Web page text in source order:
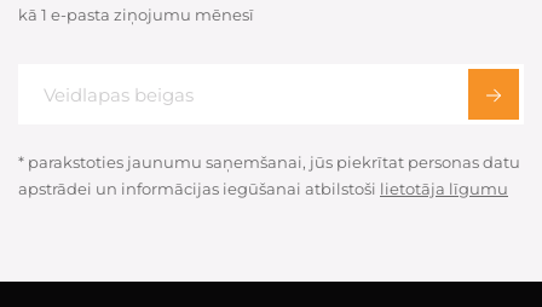
kā 1 e-pasta ziņojumu mēnesī
* parakstoties jaunumu saņemšanai, jūs piekrītat personas datu
apstrādei un informācijas iegūšanai atbilstoši lietotāja līgumu